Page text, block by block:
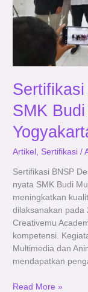
SMK
Artikel Sertifikasi /
Sertifikasi BNSP
nyata SMK Budi
meningkatkan
dilaksanakan pada
Creativemu
kompetensi.
Multimedia dan
mendapatkan
Read More »